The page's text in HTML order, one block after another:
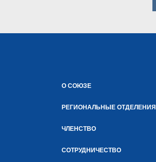
О СОЮЗЕ
РЕГИОНАЛЬНЫЕ ОТДЕЛЕНИЯ
ЧЛЕНСТВО
СОТРУДНИЧЕСТВО